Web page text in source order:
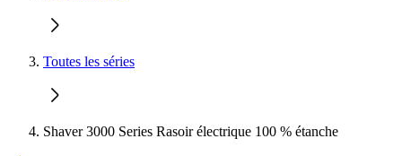
Toutes les séries
Shaver 3000 Series Rasoir électrique 100 % étanche